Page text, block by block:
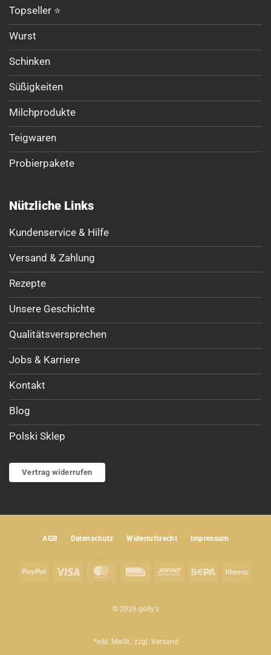
Topseller ⭐
Wurst
Schinken
Süßigkeiten
Milchprodukte
Teigwaren
Probierpakete
Nützliche Links
Kundenservice & Hilfe
Versand & Zahlung
Rezepte
Unsere Geschichte
Qualitätsversprechen
Jobs & Karriere
Kontakt
Blog
Polski Sklep
Vertrag widerrufen
AGB Datenschutz Widerrufsrecht Impressum
PayPal Visa MasterCardRechungSofort Sepa
© 2026 golly's
*inkl. MwSt., zzgl. Versand